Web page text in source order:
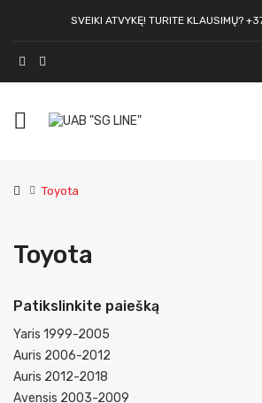
SVEIKI ATVYKĘ! TURITE KLAUSIMŲ?
Toyota
Toyota
Patikslinkite paiešką
Yaris 1999-2005
Auris 2006-2012
Auris 2012-2018
Avensis 2003-2009